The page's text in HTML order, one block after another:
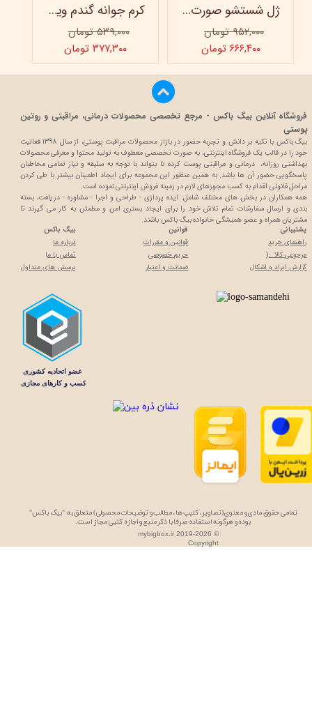
کرم جوانه گندم ویتابلا - تیوپی 60 میلی‌ لیتر
۵۳۹,۰۰۰ تومان
۳۷۷,۳۰۰ تومان
ژل شستشو صورت ویتابلا - 300 میلی لیتر
۹۵۲,۰۰۰ تومان
۶۶۶,۴۰۰ تومان
پشتیبانی
راهنمای خرید
مرجوعی کالا :(
گزارش ایراد و اشکال
قوانین
قوانین و مقررات
حریم خصوصی
ضمانت و اعتبار
تمامی حقوق مادی و معنوی (تصاویر، کلیپ ها، مطالب و توضیحات محصولی) متعلق به "بیگ باکس"
بوده و هرگونه استفاده صرفا با ذکر منبع و اجازه کتبی مجاز است.
بیگ باکس
درباره ما
تماس با ما
پرسش های متداول
فروشگاه آنلاین بیگ باکس - مرجع تخصصی محصولات درمانی، مراقبتی و روتین
پوستی
بیگ باکس با تکیه بر دانش و تجربه حضور در بازار محصولات مراقبت پوستی، از سال 1398 فعالیت
خود را در قالب یک فروشگاه اینترنتی، به صورت تخصصی معطوف به تولید محتوا و معرفی محصولات
بهداشتی روزانه، درمانی و مراقبتی پوست کرده تا بتواند با توجه به سلیقه و نیاز تمامی مخاطبان
پاسخگویی حضور آن ها باشد. به همین منظور این مجموعه برای ایجاد اطمینان بیشتر با طی کردن
مراحل قانونی اقدام به کسب مجوزهای لازم در زمینه فروش اینترنتی نموده است.
همه همکاران در بخش های مختلف شامل: ایده پردازی - طراحی و اجرا - مشاوره - دریافت، بسته
بندی و ارسال سفارشات تمام تلاش خود را برای ایجاد بستری امن و مطمئن به کار می گیرند تا
مشتریان همراه و عضو همیشگی خانواده بیگ باکس باشند.
mybigbox.ir 2019-2026 ©
Copyright